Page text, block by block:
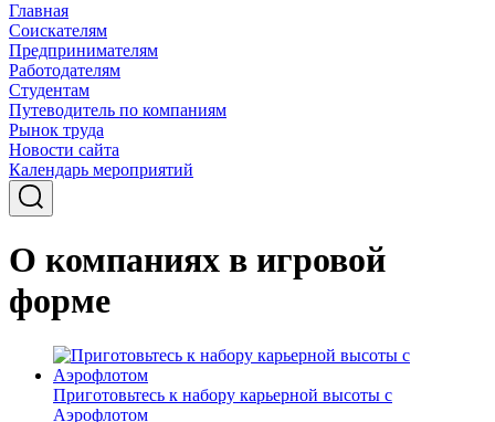
Главная
Соискателям
Предпринимателям
Работодателям
Студентам
Путеводитель по компаниям
Рынок труда
Новости сайта
Календарь мероприятий
О компаниях в игровой
форме
Приготовьтесь к набору карьерной высоты с
Аэрофлотом